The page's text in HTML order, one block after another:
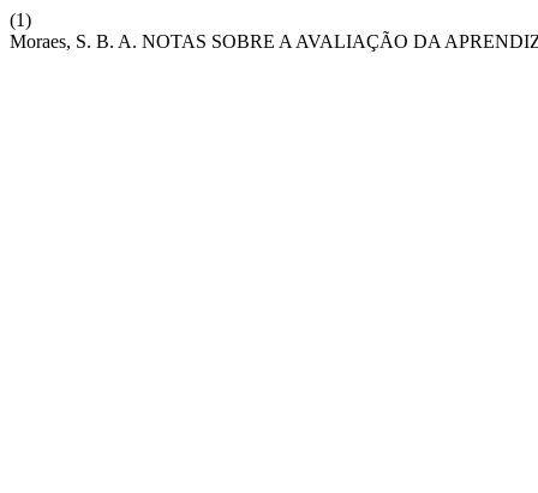
(1)
Moraes, S. B. A. NOTAS SOBRE A AVALIAÇÃO DA